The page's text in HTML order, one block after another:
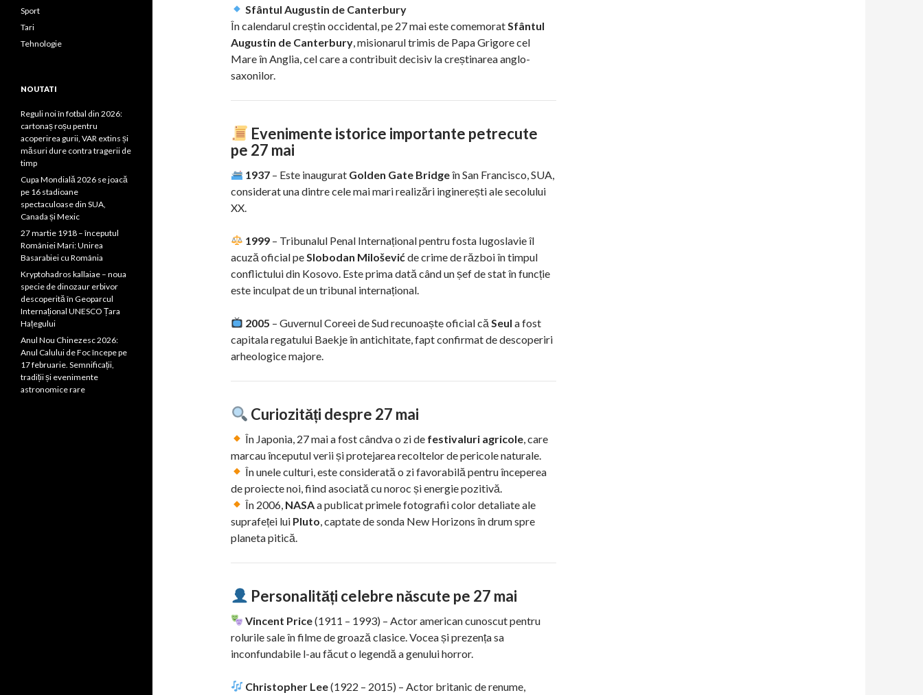
Sfântul Augustin de Canterbury
În calendarul creștin occidental, pe 27 mai este comemorat Sfântul
Augustin de Canterbury , misionarul trimis de Papa Grigore cel
Mare în Anglia, cel care a contribuit decisiv la creștinarea anglo-
saxonilor.
Evenimente istorice importante petrecute
pe 27 mai
1937 – Este inaugurat Golden Gate Bridgeîn San Francisco, SUA,
considerat una dintre cele mai mari realizări inginerești ale secolului
XX.
1999 – Tribunalul Penal Internațional pentru fosta Iugoslavie îl
acuză oficial pe Slobodan Milošević de crime de război în timpul
conflictului din Kosovo. Este prima dată când un șef de stat în funcție
este inculpat de un tribunal internațional.
2005 – Guvernul Coreei de Sud recunoaște oficial că Seul a fost
capitala regatului Baekje în antichitate, fapt confirmat de descoperiri
arheologice majore.
Curiozități despre 27 mai
În Japonia, 27 mai a fost cândva o zi de festivaluri agricole , care
marcau începutul verii și protejarea recoltelor de pericole naturale.
În unele culturi, este considerată o zi favorabilă pentru începerea
de proiecte noi, fiind asociată cu noroc și energie pozitivă.
În 2006, NASAa publicat primele fotografii color detaliate ale
suprafeței lui Pluto , captate de sonda New Horizons în drum spre
planeta pitică.
Personalități celebre născute pe 27 mai
Vincent Price(1911 – 1993) – Actor american cunoscut pentru
rolurile sale în filme de groază clasice. Vocea și prezența sa
inconfundabile l-au făcut o legendă a genului horror.
Christopher Lee(1922 – 2015) – Actor britanic de renume,
Sport
Tari
Tehnologie
NOUTATI
Reguli noi în fotbal din 2026:
cartonaș roșu pentru
acoperirea gurii, VAR extins și
măsuri dure contra tragerii de
timp
Cupa Mondială 2026 se joacă
pe 16 stadioane
spectaculoase din SUA,
Canada și Mexic
27 martie 1918 – începutul
României Mari: Unirea
Basarabiei cu România
Kryptohadros kallaiae – noua
specie de dinozaur erbivor
descoperită în Geoparcul
Internațional UNESCO Țara
Hațegului
Anul Nou Chinezesc 2026:
Anul Calului de Foc începe pe
17 februarie. Semnificații,
tradiții și evenimente
astronomice rare